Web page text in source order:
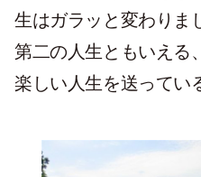
生はガラッと変わりま
第二の人生ともいえる
楽しい人生を送ってい